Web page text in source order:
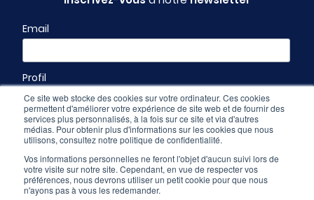
Ce site web stocke des cookies sur votre ordinateur. Ces cookies
permettent d'améliorer votre expérience de site web et de fournir des
services plus personnalisés, à la fois sur ce site et via d'autres
médias. Pour obtenir plus d'informations sur les cookies que nous
utilisons, consultez notre politique de confidentialité.
Vos informations personnelles ne feront l'objet d'aucun suivi lors de
votre visite sur notre site. Cependant, en vue de respecter vos
préférences, nous devrons utiliser un petit cookie pour que nous
n'ayons pas à vous les redemander.
Email
Profil
Espace pro - CGU & mentions légales